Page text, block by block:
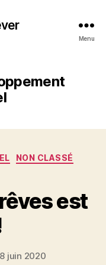
Menu
NON CLASSÉ
est
juin 2020